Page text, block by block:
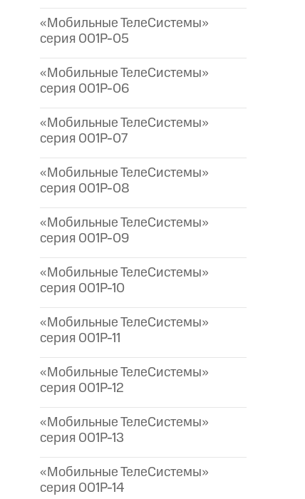
«Мобильные ТелеСистемы»
серия 001P-05
«Мобильные ТелеСистемы»
серия 001P-06
«Мобильные ТелеСистемы»
серия 001P-07
«Мобильные ТелеСистемы»
серия 001P-08
«Мобильные ТелеСистемы»
серия 001P-09
«Мобильные ТелеСистемы»
серия 001P-10
«Мобильные ТелеСистемы»
серия 001P-11
«Мобильные ТелеСистемы»
серия 001P-12
«Мобильные ТелеСистемы»
серия 001P-13
«Мобильные ТелеСистемы»
серия 001P-14